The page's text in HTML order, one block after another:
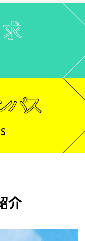
介